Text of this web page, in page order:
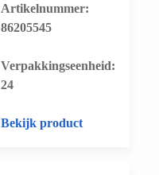
Artikelnummer:
86205545
​Verpakkingseenheid:
24
Bekijk product